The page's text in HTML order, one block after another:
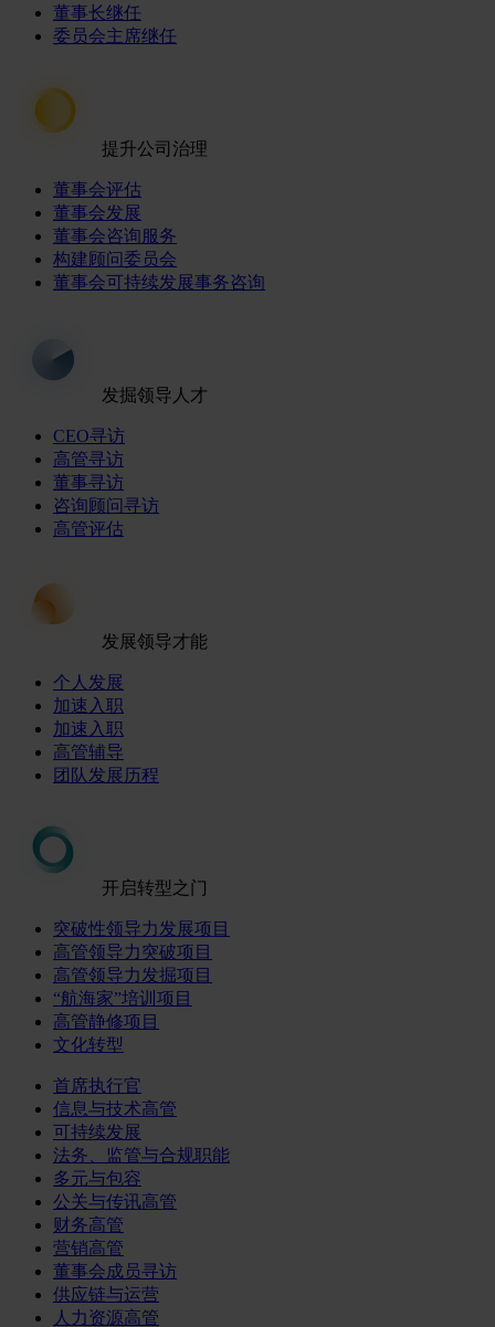
董事长继任
委员会主席继任
提升公司治理
董事会评估
董事会发展
董事会咨询服务
构建顾问委员会
董事会可持续发展事务咨询
发掘领导人才
CEO寻访
高管寻访
董事寻访
咨询顾问寻访
高管评估
发展领导才能
个人发展
加速入职
加速入职
高管辅导
团队发展历程
开启转型之门
突破性领导力发展项目
高管领导力突破项目
高管领导力发掘项目
“航海家”培训项目
高管静修项目
文化转型
首席执行官
信息与技术高管
可持续发展
法务、监管与合规职能
多元与包容
公关与传讯高管
财务高管
营销高管
董事会成员寻访
供应链与运营
人力资源高管